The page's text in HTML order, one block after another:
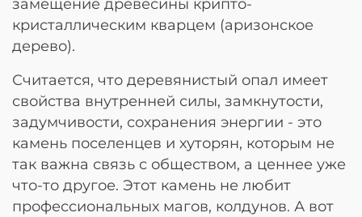
кристаллическим кварцем (аризонское
дерево).
Считается, что деревянистый опал имеет
свойства внутренней силы, замкнутости,
задумчивости, сохранения энергии - это
камень поселенцев и хуторян, которым не
так важна связь с обществом, а ценнее уже
что-то другое. Этот камень не любит
профессиональных магов, колдунов. А вот